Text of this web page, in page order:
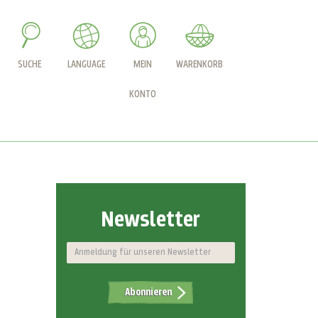
SUCHE LANGUAGE MEIN
KONTO
WARENKORB
Newsletter
Abonnieren